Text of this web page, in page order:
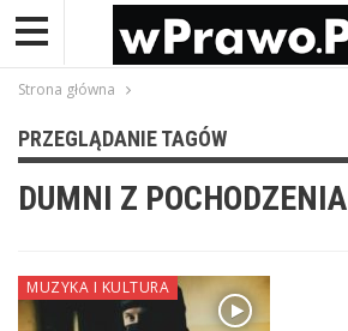
Strona główna
PRZEGLĄDANIE TAGÓW
DUMNI Z POCHODZENIA
MUZYKA I KULTURA